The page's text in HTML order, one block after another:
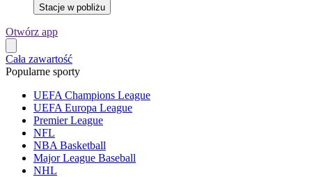
Stacje w pobliżu
Otwórz app
Cała zawartość
Popularne sporty
UEFA Champions League
UEFA Europa League
Premier League
NFL
NBA Basketball
Major League Baseball
NHL